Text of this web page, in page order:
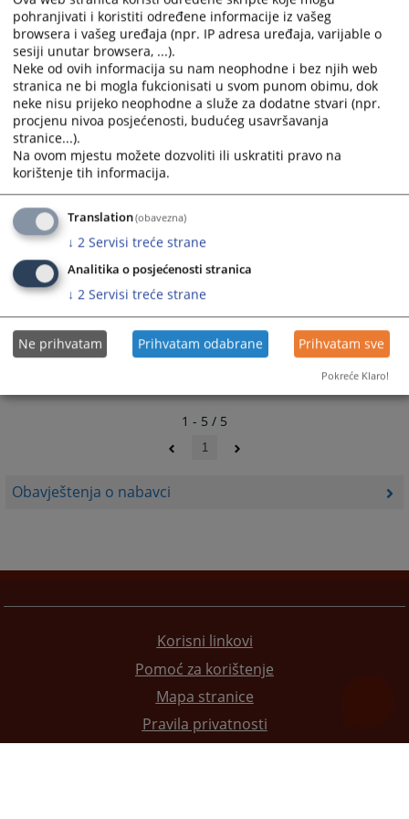
Obavještenja o nabavci
calendar
and
select
a
date.
Press
the
question
mark
key
get
the
keyboard
shortcuts
for
changing
dates.
calendar
and
select
a
date.
Press
question
mark
key
to
get
keyboard
shortcuts
for
changing
dates.
16.06.2025.
Obavještenje o dodjeli ugovora
19.05.2025.
Obavijest o rezultatu postupka
19.05.2025.
Obavještenje o nabavci
1 - 5 / 5
1
Korisni linkovi
Pomoć za korištenje
Mapa stranice
Pravila privatnosti
pohranjivati i koristiti određene informacije iz vašeg
browsera i vašeg uređaja (npr. IP adresa uređaja, varijable o
sesiji unutar browsera, ...).
Neke od ovih informacija su nam neophodne i bez njih web
stranica ne bi mogla fukcionisati u svom punom obimu, dok
neke nisu prijeko neophodne a služe za dodatne stvari (npr.
procjenu nivoa posjećenosti, budućeg usavršavanja
stranice...).
Na ovom mjestu možete dozvoliti ili uskratiti pravo na
korištenje tih informacija.
Translation(obavezna)
↓ 2 Servisi treće strane
Analitika o posjećenosti stranica
↓ 2 Servisi treće strane
Ne prihvatam Prihvatam odabrane Prihvatam sve
Pokreće Klaro!